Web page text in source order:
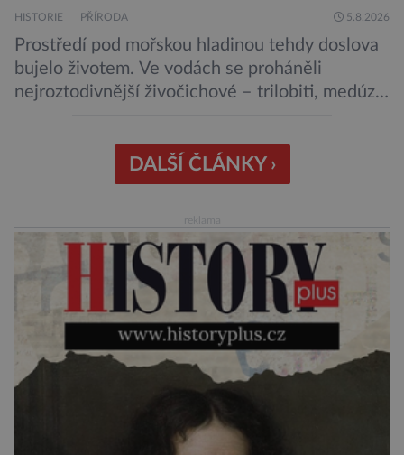
HISTORIE PŘÍRODA 5.8.2026
Prostředí pod mořskou hladinou tehdy doslova
bujelo životem. Ve vodách se proháněli
nejroztodivnější živočichové – trilobiti, medúzy
zárodky zbraní typických pro dnešní pavouky.
Pavouci, štíři či klíšťata jsou členovci patřící do
chelicerami, které u nich představují právě […]
DALŠÍ ČLÁNKY ›